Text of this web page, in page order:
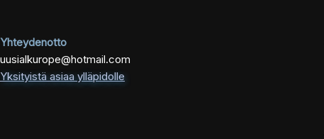
Yhteydenotto
uusialkurope@hotmail.com
Yksityistä asiaa ylläpidolle